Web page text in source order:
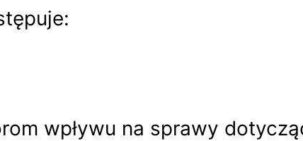
wpływu na sprawy